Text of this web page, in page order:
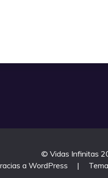
© Vidas Infinitas
a WordPress
|